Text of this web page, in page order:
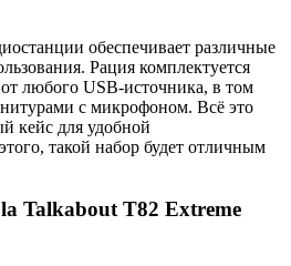
обеспечивает различные
Рация комплектуется
любого USB-источника, в том
с микрофоном. Всё это
кейс для удобной
такой набор будет отличным
Talkabout T82 Extreme